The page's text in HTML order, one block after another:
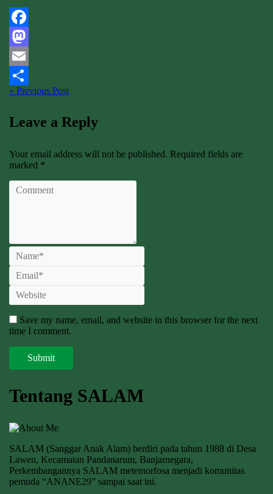
Facebook
Mastodon
Email
Share
« Previous Post
Leave a Reply
Your email address will not be published. Required fields are
marked *
Save my name, email, and website in this browser for the next
time I comment.
Tentang SALAM
SALAM (Sanggar Anak Alam) berdiri pada tahun 1988 di Desa
Lawen, Kecamatan Pandanarum, Banjarnegara,
Perkembangannya SALAM metemorfosa menjadi komunitas
pemuda “ANANE29” sampai saat ini.